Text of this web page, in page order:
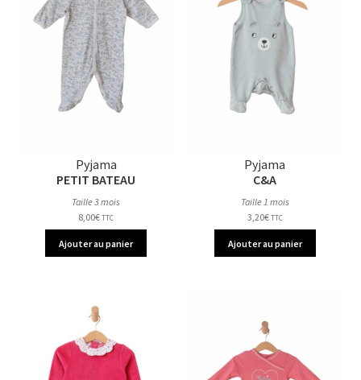
Pyjama
PETIT BATEAU
Taille 3 mois
8,00€ TTC
Ajouter au panier
Pyjama
C&A
Taille 1 mois
3,20€ TTC
Ajouter au panier